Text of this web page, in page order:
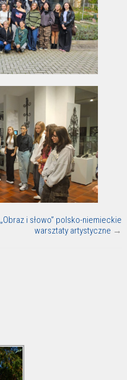
„Obraz i słowo” polsko-niemieckie
warsztaty artystyczne →